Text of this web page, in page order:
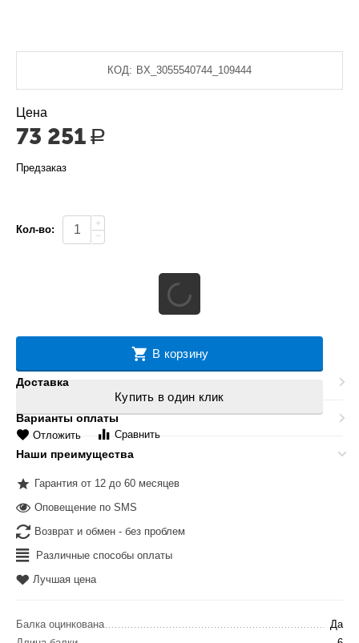
КОД: BX_3055540744_109444
Цена
73 251 Р
Предзаказ
Кол-во:
+
−
В корзину
Купить в один клик
Отложить Сравнить
Доставка
Варианты оплаты
Наши преимущества
Гарантия от 12 до 60 месяцев
Оповещение по SMS
Возврат и обмен - без проблем
Различные способы оплаты
Лучшая цена
Балка оцинкована
Да